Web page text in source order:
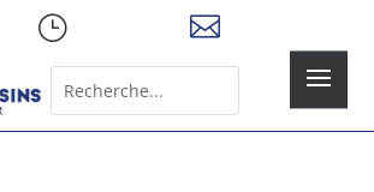
} 
for...